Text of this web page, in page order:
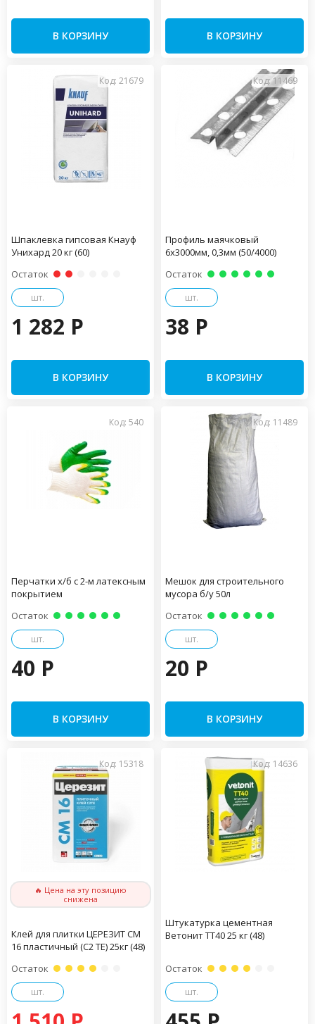
В КОРЗИНУ В КОРЗИНУ
Код: 21679
Шпаклевка гипсовая Кнауф
Унихард 20 кг (60)
Остаток
шт.
1 282 P
В КОРЗИНУ
Код: 11469
Профиль маячковый
6х3000мм, 0,3мм (50/4000)
Остаток
шт.
38 P
В КОРЗИНУ
Код: 540
Перчатки х/б с 2-м латексным
покрытием
Остаток
шт.
40 P
В КОРЗИНУ
Код: 11489
Мешок для строительного
мусора б/у 50л
Остаток
шт.
20 P
В КОРЗИНУ
Код: 15318
🔥 Цена на эту позицию
снижена
Клей для плитки ЦЕРЕЗИТ CM
16 пластичный (С2 ТЕ) 25кг (48)
Остаток
шт.
Код: 14636
Штукатурка цементная
Ветонит ТТ40 25 кг (48)
Остаток
шт.